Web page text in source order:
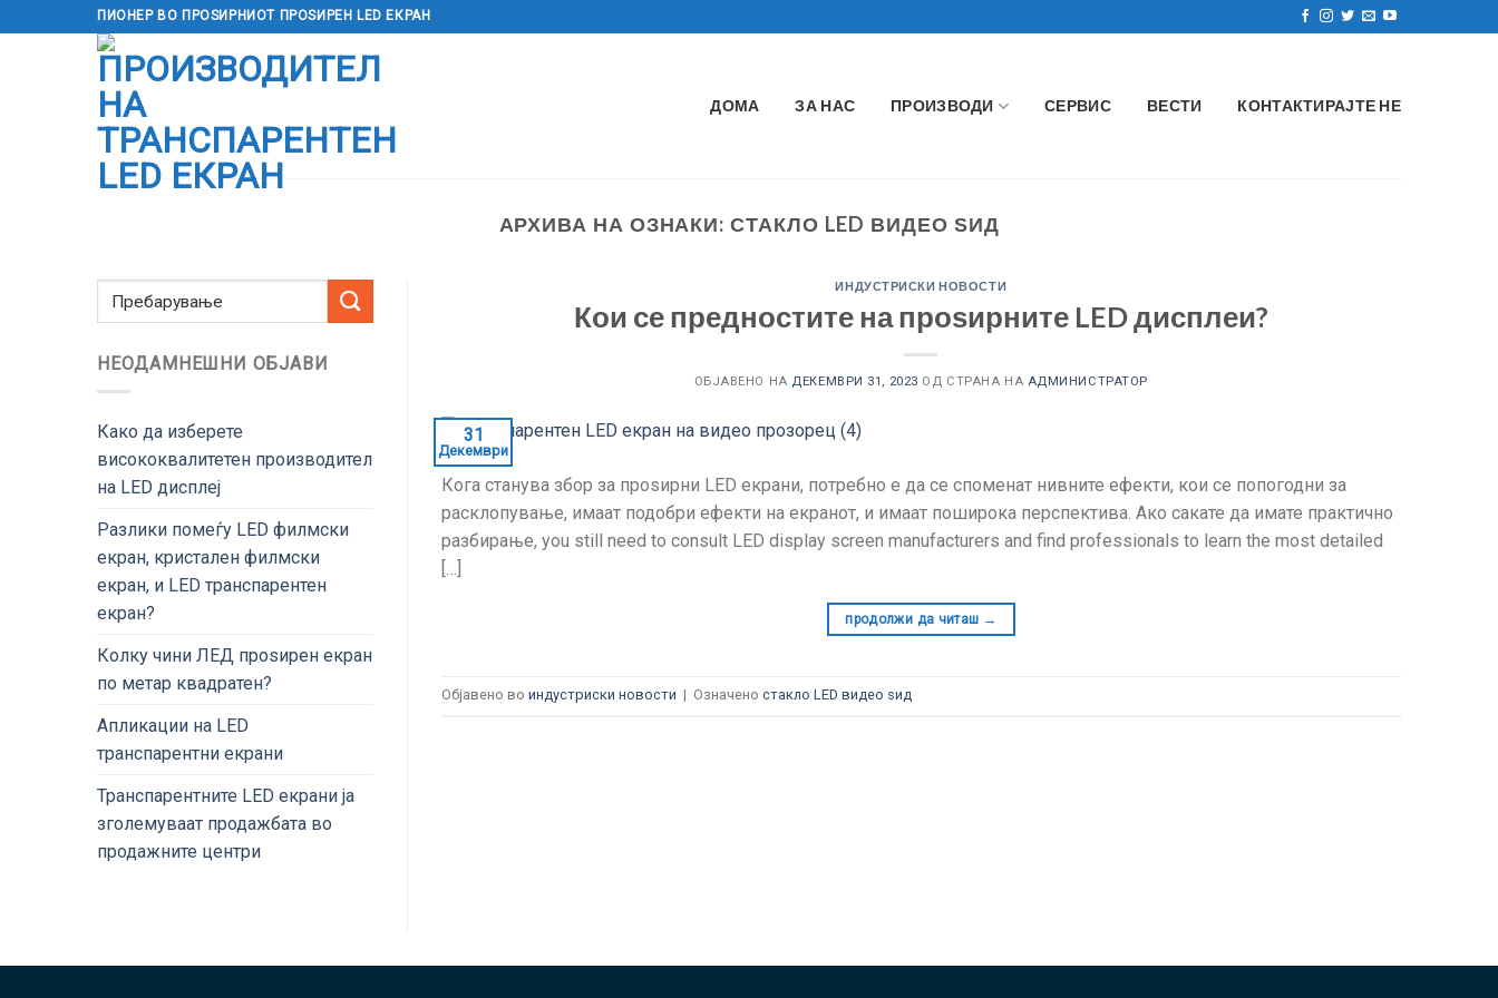
Прескокнете
до
ПИОНЕР ВО ПРОЅИРНИОТ ПРОЅИРЕН LED ЕКРАН
ДОМА ЗА НАС ПРОИЗВОДИ СЕРВИС ВЕСТИ КОНТАКТИРАЈТЕ НЕ
АРХИВА НА ОЗНАКИ:СТАКЛО LED ВИДЕО ЅИД
НЕОДАМНЕШНИ ОБЈАВИ
Како да изберете
висококвалитетен производител
на LED дисплеј
Разлики помеѓу LED филмски
екран, кристален филмски
екран, и LED транспарентен
екран?
Колку чини ЛЕД проѕирен екран
по метар квадратен?
Апликации на LED
транспарентни екрани
Транспарентните LED екрани ја
зголемуваат продажбата во
продажните центри
ИНДУСТРИСКИ НОВОСТИ
Кои се предностите на проѕирните LED дисплеи?
ОБЈАВЕНО НА ДЕКЕМВРИ 31, 2023 ОД СТРАНА НА АДМИНИСТРАТОР
31
Декември
Кога станува збор за проѕирни LED екрани, потребно е да се споменат нивните ефекти, кои се попогодни за
расклопување, имаат подобри ефекти на екранот, и имаат поширока перспектива. Ако сакате да имате практично
разбирање, you still need to consult LED display screen manufacturers and find professionals to learn the most detailed
[…]
продолжи да читаш →
Објавено во индустриски новости | Означено стакло LED видео ѕид